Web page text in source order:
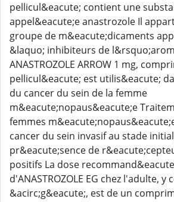
pellicul&eacute; contient une
appel&eacute;e anastrozole Il
groupe de m&eacute;dicaments
&laquo; inhibiteurs de
ANASTROZOLE ARROW 1 mg,
pellicul&eacute; est utilis&eacute;
du cancer du sein de la femme
m&eacute;nopaus&eacute;e
femmes
cancer du sein invasif au stade
pr&eacute;sence de
positifs La dose
d'ANASTROZOLE EG chez l'adulte,
&acirc;g&eacute;, est de un